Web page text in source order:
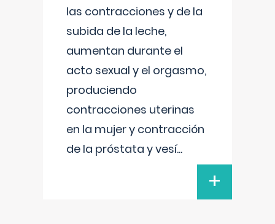
las contracciones y de la
subida de la leche,
aumentan durante el
acto sexual y el orgasmo,
produciendo
contracciones uterinas
en la mujer y contracción
de la próstata y vesí...
+